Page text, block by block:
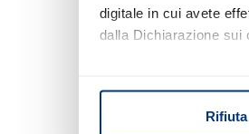
digitale in cui avete
dalla Dichiarazione sui
Identificare il
Rifiuta